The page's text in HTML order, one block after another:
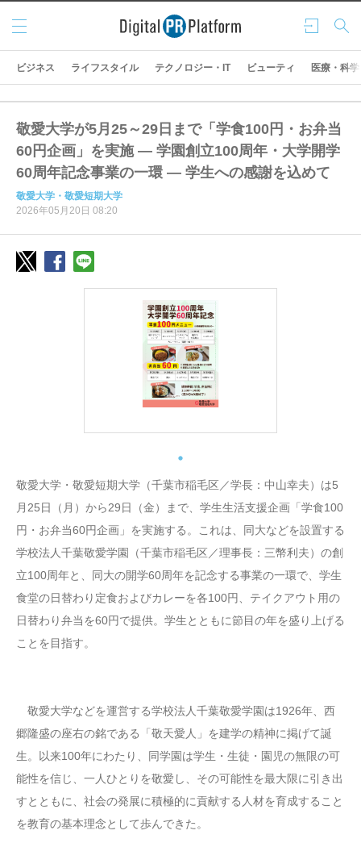
ログ
イン
検索
メニ
ュー
ビジネス ライフスタイル テクノロジー・IT ビューティ 医療・科学
敬愛大学が5月25～29日まで「学食100円・お弁当
60円企画」を実施 ― 学園創立100周年・大学開学
60周年記念事業の一環 ― 学生への感謝を込めて
敬愛大学・敬愛短期大学
2026年05月20日 08:20
敬愛大学・敬愛短期大学（千葉市稲毛区／学長：中山幸夫）は5
月25日（月）から29日（金）まで、学生生活支援企画「学食100
円・お弁当60円企画」を実施する。これは、同大などを設置する
学校法人千葉敬愛学園（千葉市稲毛区／理事長：三幣利夫）の創
立100周年と、同大の開学60周年を記念する事業の一環で、学生
食堂の日替わり定食およびカレーを各100円、テイクアウト用の
日替わり弁当を60円で提供。学生とともに節目の年を盛り上げる
ことを目指す。
敬愛大学などを運営する学校法人千葉敬愛学園は1926年、西
郷隆盛の座右の銘である「敬天愛人」を建学の精神に掲げて誕
生。以来100年にわたり、同学園は学生・生徒・園児の無限の可
能性を信じ、一人ひとりを敬愛し、その可能性を最大限に引き出
すとともに、社会の発展に積極的に貢献する人材を育成すること
を教育の基本理念として歩んできた。